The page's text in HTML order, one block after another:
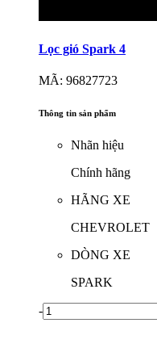
Lọc gió Spark 4
MÃ: 96827723
Thông tin sản phẩm
Nhãn hiệu
Chính hãng
HÃNG XE
CHEVROLET
DÒNG XE
SPARK
-